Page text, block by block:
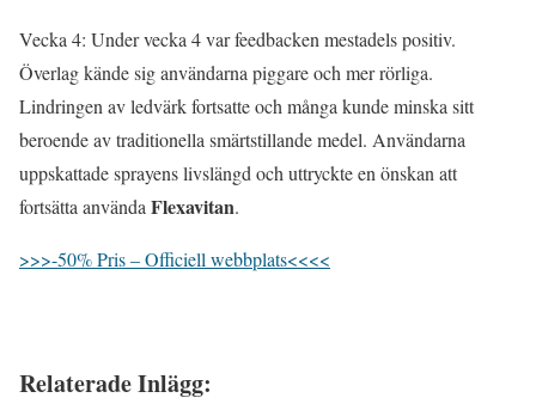
Vecka 4: Under vecka 4 var feedbacken mestadels positiv.
Överlag kände sig användarna piggare och mer rörliga.
Lindringen av ledvärk fortsatte och många kunde minska sitt
beroende av traditionella smärtstillande medel. Användarna
uppskattade sprayens livslängd och uttryckte en önskan att
fortsätta använda Flexavitan.
>>>-50% Pris – Officiell webbplats<<<<
Relaterade Inlägg: